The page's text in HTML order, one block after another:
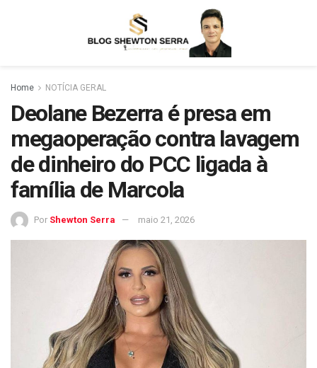
Home NOTÍCIA GERAL
Deolane Bezerra é presa em
megaoperação contra lavagem
de dinheiro do PCC ligada à
família de Marcola
Por Shewton Serra maio 21, 2026